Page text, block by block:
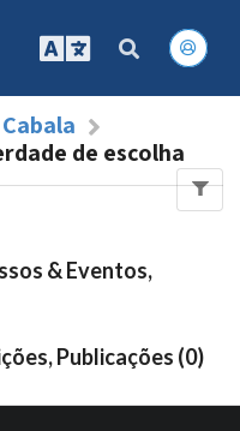
de escolha
& Eventos,
Publicações (0)